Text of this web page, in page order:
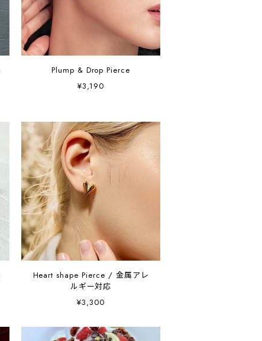
Plump & Drop Pierce
¥3,190
Heart shape Pierce / 金属アレ
ルギー対応
¥3,300